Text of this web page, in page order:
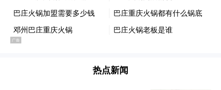
化、精细化、可视化。该系统构建了全项目
要素、全生命周期的数字孪生体，具备“一屏
力：实时采集并展示所有设备运行状态，精
热点新闻